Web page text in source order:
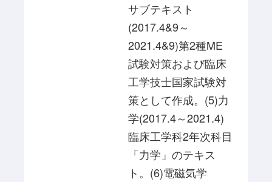
サブテキスト
(2017.4&9～
2021.4&9)第2種ME
試験対策および臨床
工学技士国家試験対
策として作成。(5)力
学(2017.4～2021.4)
臨床工学科2年次科目
「力学」のテキス
ト。(6)電磁気学